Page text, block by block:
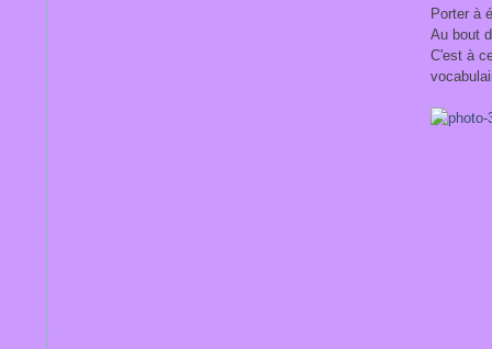
Porter à
Au bout
C'est à